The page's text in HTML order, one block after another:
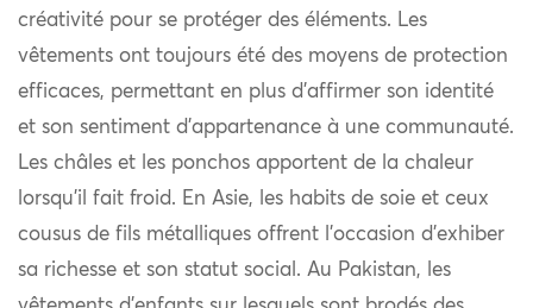
créativité pour se protéger des éléments. Les
vêtements ont toujours été des moyens de protection
efficaces, permettant en plus d’affirmer son identité
et son sentiment d’appartenance à une communauté.
Les châles et les ponchos apportent de la chaleur
lorsqu’il fait froid. En Asie, les habits de soie et ceux
cousus de fils métalliques offrent l’occasion d’exhiber
sa richesse et son statut social. Au Pakistan, les